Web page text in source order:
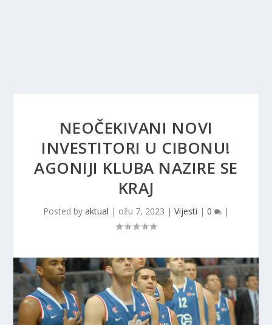
NEOČEKIVANI NOVI
INVESTITORI U CIBONU!
AGONIJI KLUBA NAZIRE SE
KRAJ
Posted by aktual | ožu 7, 2023 | Vijesti | 0 |